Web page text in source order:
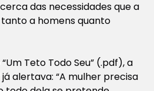
das necessidades que a
a homens quanto
Teto Todo Seu” (.pdf), a
alertava: “A mulher precisa